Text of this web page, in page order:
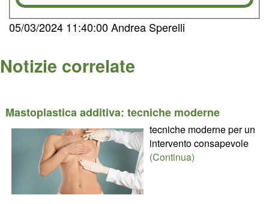
05/03/2024 11:40:00 Andrea Sperelli
Notizie correlate
Mastoplastica additiva: tecniche moderne
tecniche moderne per un
intervento consapevole
(Continua)